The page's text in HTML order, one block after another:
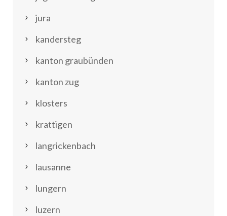
jura
kandersteg
kanton graubünden
kanton zug
klosters
krattigen
langrickenbach
lausanne
lungern
luzern